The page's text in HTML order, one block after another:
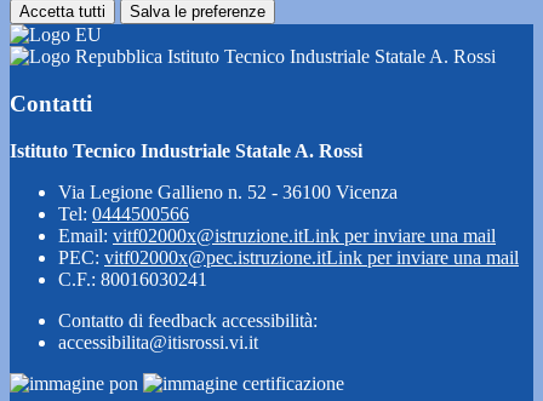
Accetta tutti Salva le preferenze
Istituto Tecnico Industriale Statale A. Rossi
Contatti
Istituto Tecnico Industriale Statale A. Rossi
Via Legione Gallieno n. 52 - 36100 Vicenza
Tel: 0444500566
Email: vitf02000x@istruzione.itLink per inviare una mail
PEC: vitf02000x@pec.istruzione.itLink per inviare una mail
C.F.: 80016030241
Contatto di feedback accessibilità:
accessibilita@itisrossi.vi.it